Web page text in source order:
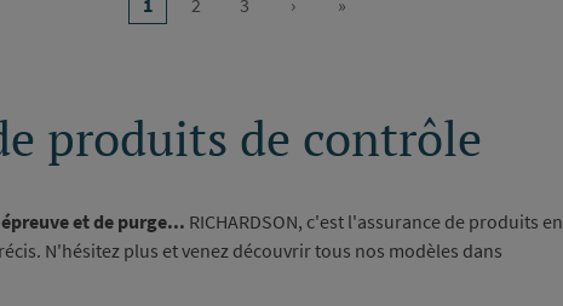
Page
1 Page
2 Page
3
Page
›
Dernière
»
produits de contrôle
et de purge... RICHARDSON, c'est l'assurance de produits en
N'hésitez plus et venez découvrir tous nos modèles dans